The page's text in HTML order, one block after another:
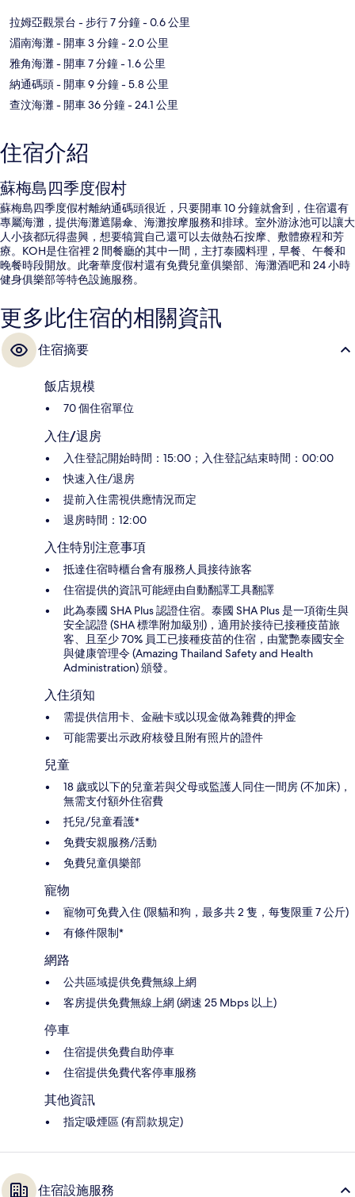
拉姆亞觀景台 - 步行 7 分鐘- 0.6 公里
湄南海灘- 開車 3 分鐘- 2.0 公里
雅角海灘- 開車 7 分鐘- 1.6 公里
納通碼頭- 開車 9 分鐘- 5.8 公里
查汶海灘- 開車 36 分鐘- 24.1 公里
住宿介紹
蘇梅島四季度假村
蘇梅島四季度假村離納通碼頭很近，只要開車 10 分鐘就會到，住宿還有
專屬海灘，提供海灘遮陽傘、海灘按摩服務和排球。室外游泳池可以讓大
人小孩都玩得盡興，想要犒賞自己還可以去做熱石按摩、敷體療程和芳
療。KOH是住宿裡 2 間餐廳的其中一間，主打泰國料理，早餐、午餐和
晚餐時段開放。此奢華度假村還有免費兒童俱樂部、海灘酒吧和 24 小時
健身俱樂部等特色設施服務。
更多此住宿的相關資訊
住宿摘要
飯店規模
70 個住宿單位
入住/退房
入住登記開始時間：15:00；入住登記結束時間：00:00
快速入住/退房
提前入住需視供應情況而定
退房時間：12:00
入住特別注意事項
抵達住宿時櫃台會有服務人員接待旅客
住宿提供的資訊可能經由自動翻譯工具翻譯
此為泰國 SHA Plus 認證住宿。泰國 SHA Plus 是一項衛生與
安全認證 (SHA 標準附加級別)，適用於接待已接種疫苗旅
客、且至少 70% 員工已接種疫苗的住宿，由驚艷泰國安全
與健康管理令 (Amazing Thailand Safety and Health
Administration) 頒發。
入住須知
需提供信用卡、金融卡或以現金做為雜費的押金
可能需要出示政府核發且附有照片的證件
兒童
18 歲或以下的兒童若與父母或監護人同住一間房 (不加床)，
無需支付額外住宿費
托兒/兒童看護*
免費安親服務/活動
免費兒童俱樂部
寵物
寵物可免費入住 (限貓和狗，最多共 2 隻，每隻限重 7 公斤)
有條件限制*
網路
公共區域提供免費無線上網
客房提供免費無線上網 (網速 25 Mbps 以上)
停車
住宿提供免費自助停車
住宿提供免費代客停車服務
其他資訊
指定吸煙區 (有罰款規定)
住宿設施服務